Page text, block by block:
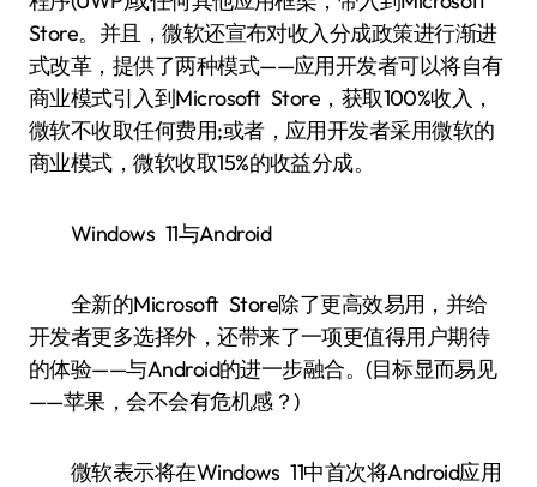
Store。并且，微软还宣布对收入分成政策进行渐进
式改革，提供了两种模式——应用开发者可以将自有
商业模式引入到Microsoft Store，获取100%收入，
微软不收取任何费用;或者，应用开发者采用微软的
商业模式，微软收取15%的收益分成。
Windows 11与Android
全新的Microsoft Store除了更高效易用，并给
开发者更多选择外，还带来了一项更值得用户期待
的体验——与Android的进一步融合。(目标显而易见
——苹果，会不会有危机感？)
微软表示将在Windows 11中首次将Android应用